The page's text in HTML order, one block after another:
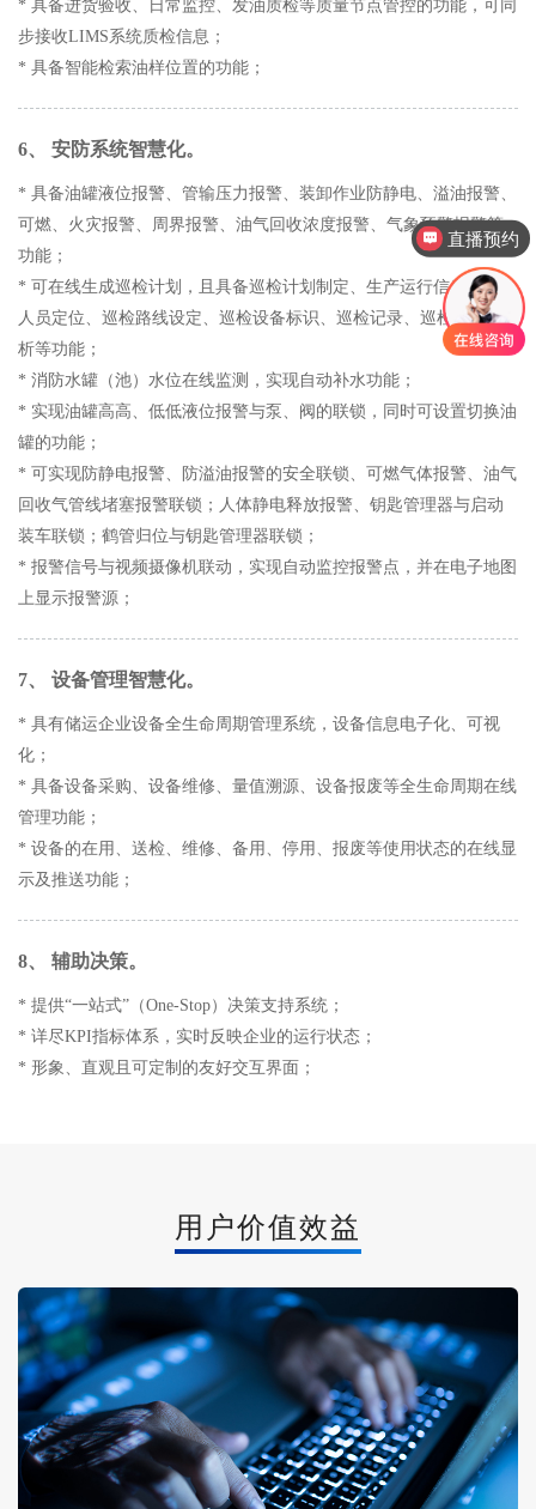
* 具备进货验收、日常监控、发油质检等质量节点管控的功能，可同
步接收LIMS系统质检信息；
* 具备智能检索油样位置的功能；
6、 安防系统智慧化。
* 具备油罐液位报警、管输压力报警、装卸作业防静电、溢油报警、
可燃、火灾报警、周界报警、油气回收浓度报警、气象预警报警等
功能；
* 可在线生成巡检计划，且具备巡检计划制定、生产运行信息采集、
人员定位、巡检路线设定、巡检设备标识、巡检记录、巡检结果分
析等功能；
* 消防水罐（池）水位在线监测，实现自动补水功能；
* 实现油罐高高、低低液位报警与泵、阀的联锁，同时可设置切换油
罐的功能；
* 可实现防静电报警、防溢油报警的安全联锁、可燃气体报警、油气
回收气管线堵塞报警联锁；人体静电释放报警、钥匙管理器与启动
装车联锁；鹤管归位与钥匙管理器联锁；
* 报警信号与视频摄像机联动，实现自动监控报警点，并在电子地图
上显示报警源；
7、 设备管理智慧化。
* 具有储运企业设备全生命周期管理系统，设备信息电子化、可视
化；
* 具备设备采购、设备维修、量值溯源、设备报废等全生命周期在线
管理功能；
* 设备的在用、送检、维修、备用、停用、报废等使用状态的在线显
示及推送功能；
8、 辅助决策。
* 提供“一站式”（One-Stop）决策支持系统；
* 详尽KPI指标体系，实时反映企业的运行状态；
* 形象、直观且可定制的友好交互界面；
用户价值效益
直播预约
产品售后服务